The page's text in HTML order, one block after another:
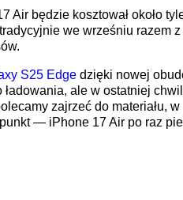
Air będzie kosztował około
we wrześniu razem z
S25 Edge dzięki nowej
ale w ostatniej
zajrzeć do materiału,
— iPhone 17 Air po raz